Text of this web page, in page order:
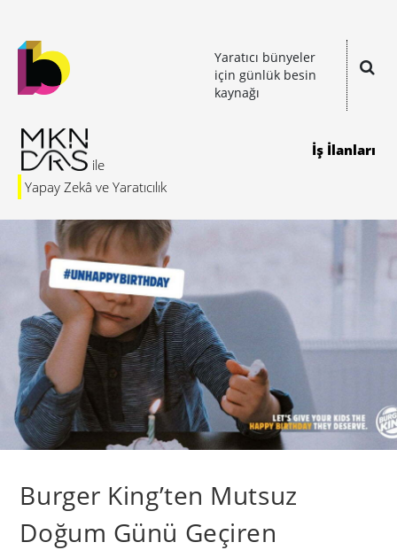
Yaratıcı bünyeler
için günlük besin
kaynağı
Yapay Zekâ ve Yaratıcılık
İş İlanları
Burger King’ten Mutsuz
Doğum Günü Geçiren